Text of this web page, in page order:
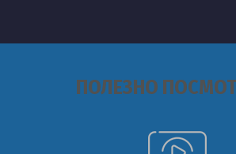
ПОЛЕЗНО